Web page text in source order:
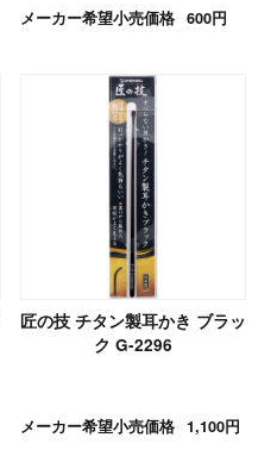
メーカー希望小売価格 600円
匠の技 チタン製耳かき ブラッ
ク G-2296
メーカー希望小売価格 1,100円